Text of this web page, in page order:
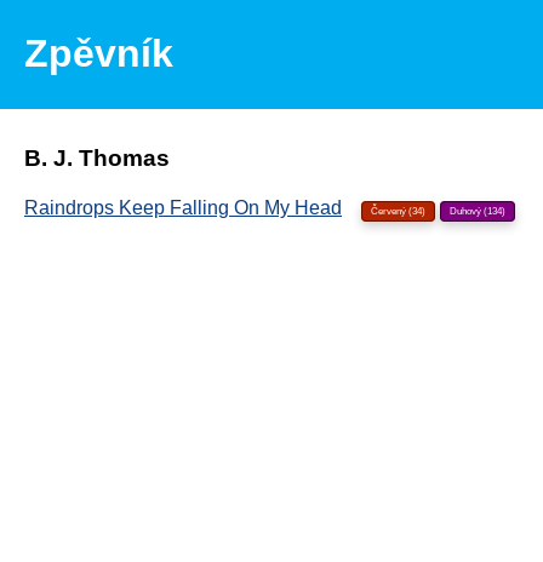
Zpěvník
B. J. Thomas
Raindrops Keep Falling On My Head Červený (34) Duhový (134)